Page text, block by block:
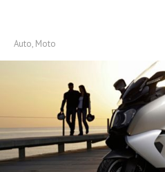
Auto, Moto